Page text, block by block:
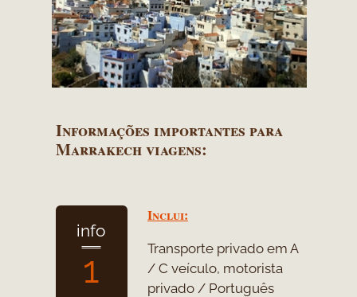
Inclui:
Transporte privado em A
/ C veículo, motorista
privado / Português
info
1
Informações importantes para
Marrakech viagens: